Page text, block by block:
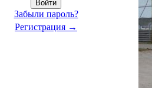
Забыли пароль?
Регистрация →